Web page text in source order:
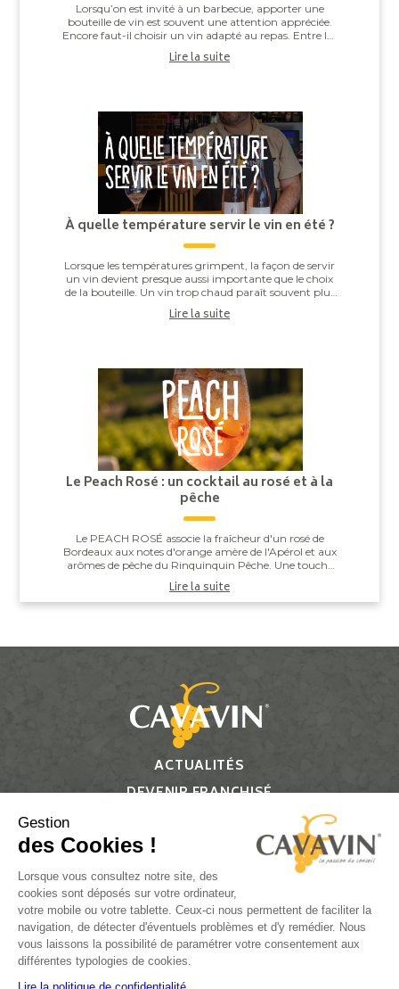
Lorsqu’on est invité à un barbecue, apporter une
bouteille de vin est souvent une attention appréciée.
Encore faut-il choisir un vin adapté au repas. Entre les
Lire la suite
À quelle température servir le vin en été ?
Lorsque les températures grimpent, la façon de servir
un vin devient presque aussi importante que le choix
de la bouteille. Un vin trop chaud paraît souvent plus
Lire la suite
Le Peach Rosé : un cocktail au rosé et à la
pêche
Le PEACH ROSÉ associe la fraîcheur d'un rosé de
Bordeaux aux notes d'orange amère de l'Apérol et aux
arômes de pêche du Rinquinquin Pêche. Une touche
Lire la suite
ACTUALITÉS
DEVENIR FRANCHISÉ
Suivez-nous
L’ABUS D’ALCOOL EST DANGEREUX POUR LA SANTÉ, À
Gestion
des Cookies !
Lorsque vous consultez notre site, des
cookies sont déposés sur votre ordinateur,
votre mobile ou votre tablette. Ceux-ci nous permettent de faciliter la
navigation, de détecter d'éventuels problèmes et d'y remédier. Nous
vous laissons la possibilité de paramétrer votre consentement aux
différentes typologies de cookies.